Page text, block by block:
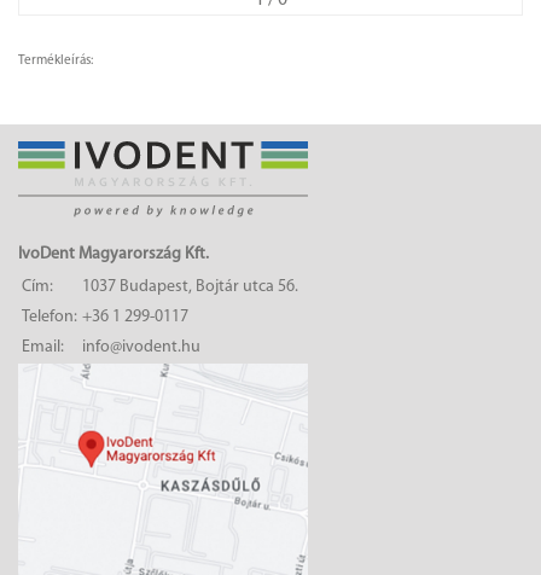
Termékleírás:
IvoDent Magyarország Kft.
Cím:
1037 Budapest, Bojtár utca 56.
Telefon: +36 1 299-0117
Email:
info@ivodent.hu